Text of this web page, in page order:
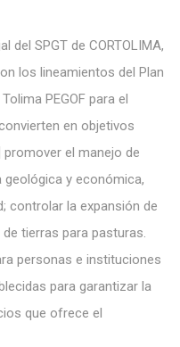
del SPGT de CORTOLIMA,
los lineamientos del Plan
PEGOF para el
en objetivos
el manejo de
y económica,
controlar la expansión de
tierras para pasturas.
personas e instituciones
para garantizar la
que ofrece el